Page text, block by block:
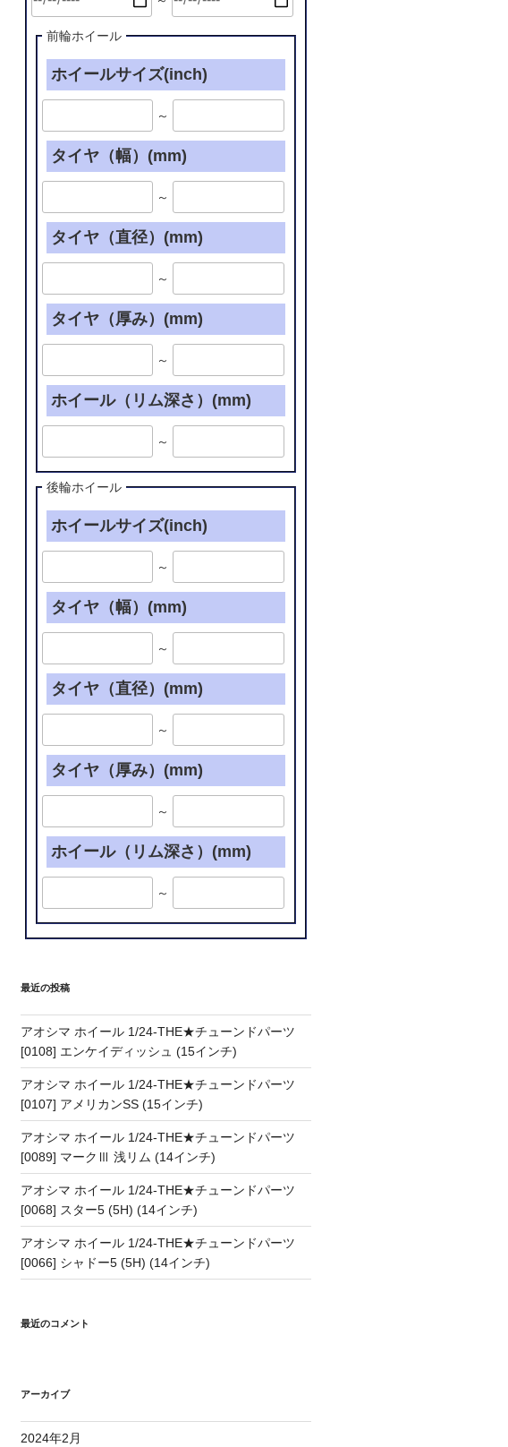
前輪ホイール
ホイールサイズ(inch)
～
タイヤ（幅）(mm)
～
タイヤ（直径）(mm)
～
タイヤ（厚み）(mm)
～
ホイール（リム深さ）(mm)
～
後輪ホイール
ホイールサイズ(inch)
～
タイヤ（幅）(mm)
～
タイヤ（直径）(mm)
～
タイヤ（厚み）(mm)
～
ホイール（リム深さ）(mm)
～
最近の投稿
アオシマ ホイール 1/24-THE★チューンドパーツ
[0108] エンケイディッシュ (15インチ)
アオシマ ホイール 1/24-THE★チューンドパーツ
[0107] アメリカンSS (15インチ)
アオシマ ホイール 1/24-THE★チューンドパーツ
[0089] マークⅢ 浅リム (14インチ)
アオシマ ホイール 1/24-THE★チューンドパーツ
[0068] スター5 (5H) (14インチ)
アオシマ ホイール 1/24-THE★チューンドパーツ
[0066] シャドー5 (5H) (14インチ)
最近のコメント
アーカイブ
2024年2月